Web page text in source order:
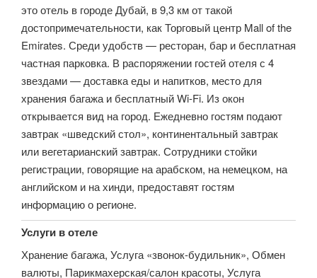
это отель в городе Дубай, в 9,3 км от такой
достопримечательности, как Торговый центр Mall of the
Emirates. Среди удобств — ресторан, бар и бесплатная
частная парковка. В распоряжении гостей отеля с 4
звездами — доставка еды и напитков, место для
хранения багажа и бесплатный Wi-Fi. Из окон
открывается вид на город. Ежедневно гостям подают
завтрак «шведский стол», континентальный завтрак
или вегетарианский завтрак. Сотрудники стойки
регистрации, говорящие на арабском, на немецком, на
английском и на хинди, предоставят гостям
информацию о регионе.
Услуги в отеле
Хранение багажа, Услуга «звонок-будильник», Обмен
валюты, Парикмахерская/салон красоты, Услуга